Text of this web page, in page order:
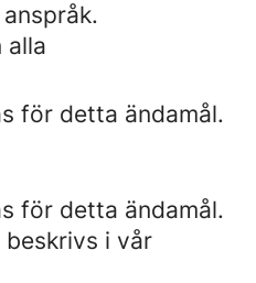
alla
för detta ändamål.
för detta ändamål.
beskrivs i vår